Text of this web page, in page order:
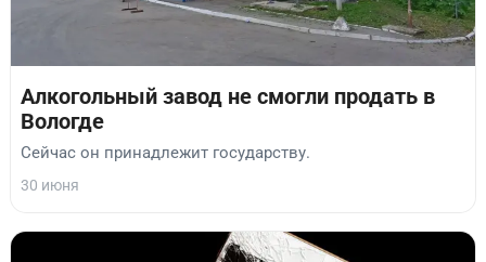
Алкогольный завод не смогли продать в
Вологде
Сейчас он принадлежит государству.
30 июня